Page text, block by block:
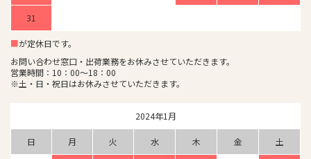
31
■が定休日です。
お問い合わせ窓口・出荷業務をお休みさせていただきます。
営業時間：10：00～18：00
※土・日・祝日はお休みさせていただきます。
2024年1月
日 月 火 水 木 金 土